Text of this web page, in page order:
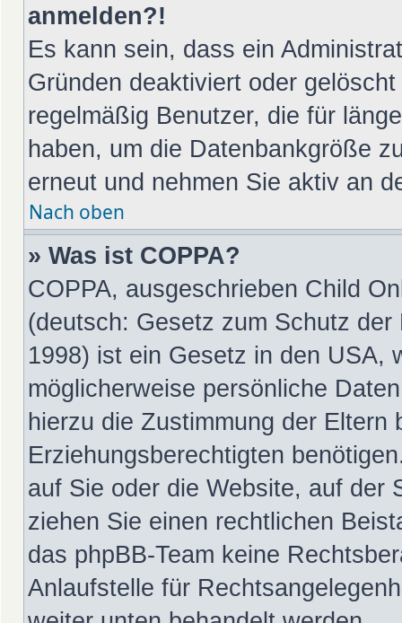
anmelden?!
Es kann sein, dass ein
Gründen deaktiviert oder
regelmäßig Benutzer, die für
haben, um die Datenbankgröße
erneut und nehmen Sie aktiv an
Nach oben
» Was ist COPPA?
COPPA, ausgeschrieben Child
(deutsch: Gesetz zum Schutz
1998) ist ein Gesetz in den USA,
möglicherweise persönliche
hierzu die Zustimmung der
Erziehungsberechtigten
auf Sie oder die Website, auf der
ziehen Sie einen rechtlichen
das phpBB-Team keine
Anlaufstelle für